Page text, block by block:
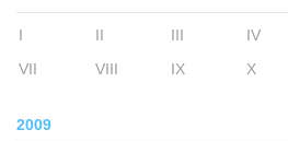
I II III IV
VII
VIII IX X
2009